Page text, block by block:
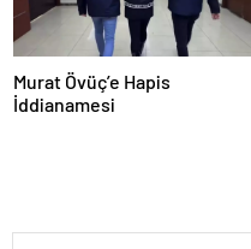
Murat Övüç’e Hapis
İddianamesi